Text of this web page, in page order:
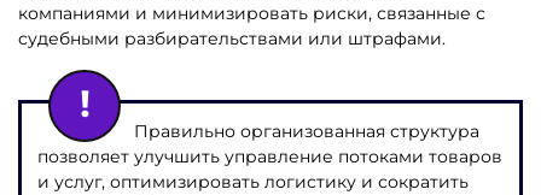
компаниями и минимизировать риски, связанные с
судебными разбирательствами или штрафами.
Правильно организованная структура
позволяет улучшить управление потоками товаров
и услуг, оптимизировать логистику и сократить